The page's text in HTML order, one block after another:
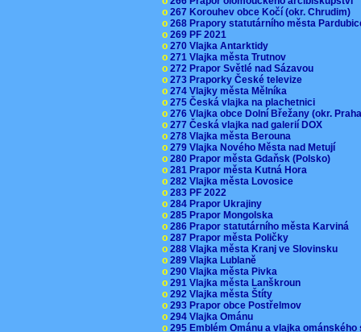
o 267 Korouhev obce Kočí (okr. Chrudim)
o 268 Prapory statutárního města
o 269 PF 2021
o 270 Vlajka Antarktidy
o 271 Vlajka města Trutnov
o 272 Prapor Světlé nad Sázavou
o 273 Praporky České televize
o 274 Vlajky města Mělníka
o 275 Česká vlajka na plachetnici
o 276 Vlajka obce Dolní Břežany (okr.
o 277 Česká vlajka nad galerií DOX
o 278 Vlajka města Berouna
o 279 Vlajka Nového Města nad Metují
o 280 Prapor města Gdaňsk (Polsko)
o 281 Prapor města Kutná Hora
o 282 Vlajka města Lovosice
o 283 PF 2022
o 284 Prapor Ukrajiny
o 285 Prapor Mongolska
o 286 Prapor statutárního města Karviná
o 287 Prapor města Poličky
o 288 Vlajka města Kranj ve Slovinsku
o 289 Vlajka Lublaně
o 290 Vlajka města Pivka
o 291 Vlajka města Lanškroun
o 292 Vlajka města Štíty
o 293 Prapor obce Postřelmov
o 294 Vlajka Ománu
o 295 Emblém Ománu a vlajka